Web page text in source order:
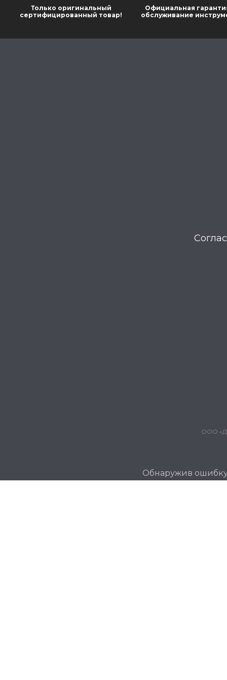
Только оригинальный
сертифицированный товар!
Официальная
обслуживание
ООО
Обнаружив ошибку